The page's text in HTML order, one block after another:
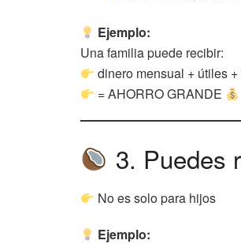
Ejemplo:
Una familia puede recibir:
dinero mensual + útiles +
= AHORRO GRANDE
3. Puedes
No es solo para hijos
Ejemplo: